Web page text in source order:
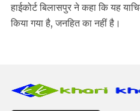
हाईकोर्ट बिलासपुर ने कहा कि यह
किया गया है, जनहित का नहीं है।